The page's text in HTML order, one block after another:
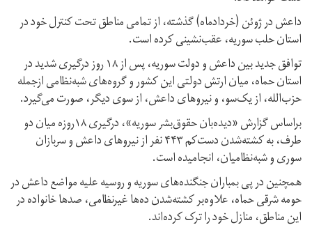
داعش در ژوئن (خردادماه) گذشته، از تمامی مناطق تحت کنترل خود در
استان حلب سوریه، عقب‌نشینی کرده است.
توافق جدید بین داعش و دولت سوریه، پس از ۱۸ روز درگیری شدید در
استان حماه، میان ارتش دولتی این کشور و گروه‌های شبه‌نظامی ازجمله
حزب‌الله، از یک‌سو، و نیروهای داعش، از سوی دیگر، صورت می‌گیرد.
براساس گزارش «دیده‌بان حقوق‌بشر سوریه»، درگیری ۱۸روزه میان دو
طرف، به کشته‌شدن دست‌کم ۴۴۳ نفر از نیروهای داعش و سربازان
سوری و شبه‌نظامیان، انجامیده است.
همچنین در پی بمباران جنگنده‌های سوریه و روسیه علیه مواضع داعش در
حومه شرقی حماه، علاوه‌بر کشته‌شدن ده‌ها غیرنظامی، صدها خانواده در
این مناطق، منازل خود را ترک کرده‌اند.